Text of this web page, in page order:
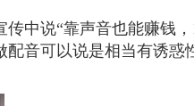
中说“靠声音也能赚钱
音可以说是相当有诱